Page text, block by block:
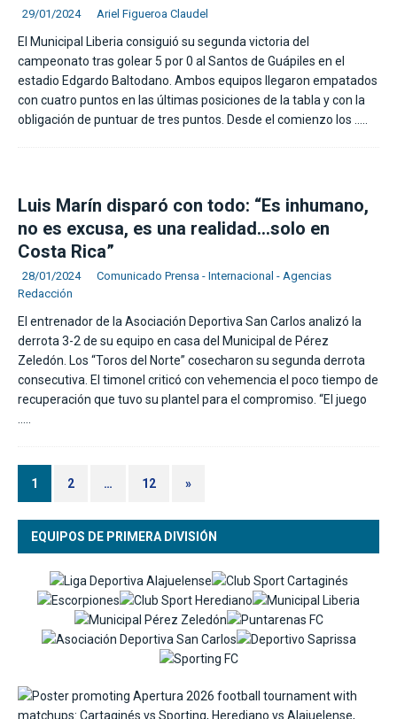
29/01/2024 Ariel Figueroa Claudel
El Municipal Liberia consiguió su segunda victoria del
campeonato tras golear 5 por 0 al Santos de Guápiles en el
estadio Edgardo Baltodano. Ambos equipos llegaron empatados
con cuatro puntos en las últimas posiciones de la tabla y con la
obligación de puntuar de tres puntos. Desde el comienzo los
Luis Marín disparó con todo: “Es inhumano,
no es excusa, es una realidad…solo en
Costa Rica”
28/01/2024
Comunicado Prensa - Internacional - Agencias
Redacción
El entrenador de la Asociación Deportiva San Carlos analizó la
derrota 3-2 de su equipo en casa del Municipal de Pérez
Zeledón. Los “Toros del Norte” cosecharon su segunda derrota
consecutiva. El timonel criticó con vehemencia el poco tiempo de
recuperación que tuvo su plantel para el compromiso. “El juego
1 2 … 12 »
EQUIPOS DE PRIMERA DIVISIÓN